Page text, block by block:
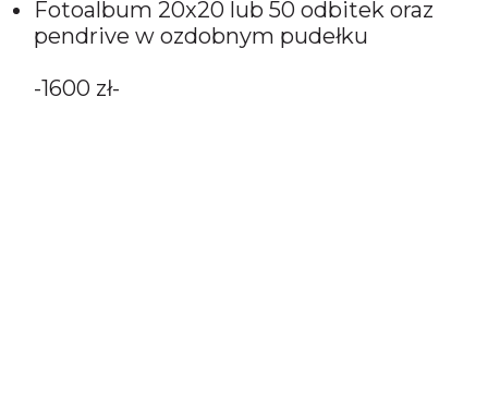
Fotoalbum 20x20 lub 50 odbitek oraz
pendrive w ozdobnym pudełku
-1600 zł-